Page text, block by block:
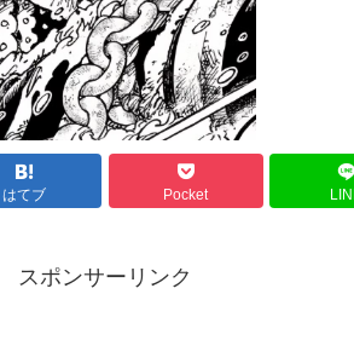
はてブ Pocket
スポンサーリンク